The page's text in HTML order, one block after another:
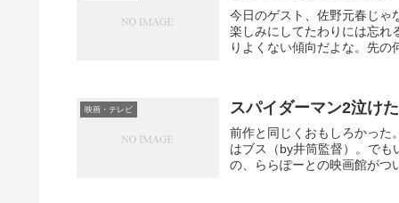
今日のゲスト、佐野元春じ
楽しみにしてたわりには忘
りよくない傾向だよな。先
映画・テレビ スパイダーマン2泣けた
前作と同じくおもしろかった
はブス（by井筒監督）。で
の、ららぽーとの映画館がつ